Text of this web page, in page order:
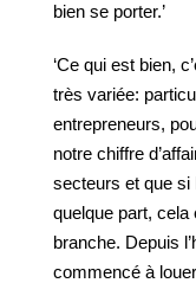
bien se porter.’
‘Ce qui est bien,
très variée:
entrepreneurs,
notre chiffre
secteurs et que si
quelque part,
branche. Depuis
commencé à